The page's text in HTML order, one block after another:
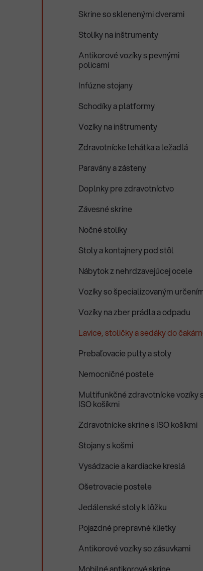
Skrine so sklenenými dverami
Stolíky na inštrumenty
Antikorové vozíky s pevnými
policami
Infúzne stojany
Schodíky a platformy
Vozíky na inštrumenty
Zdravotnícke lehátka a ležadlá
Paravány a zásteny
Doplnky pre zdravotníctvo
Závesné skrine
Nočné stolíky
Stoly a kontajnery pod stôl
Nábytok z nehrdzavejúcej ocele
Vozíky so špecializovaným
Vozíky na zber prádla a odpadu
Lavice, stoličky a sedáky do
Prebaľovacie pulty a stoly
Nemocničné postele
Multifunkčné zdravotnícke vozíky s
ISO košíkmi
Zdravotnícke skrine s ISO košíkmi
Stojany s košmi
Vysádzacie a kardiacke kreslá
Ošetrovacie postele
Jedálenské stoly k lôžku
Pojazdné prepravné klietky
Antikorové vozíky so zásuvkami